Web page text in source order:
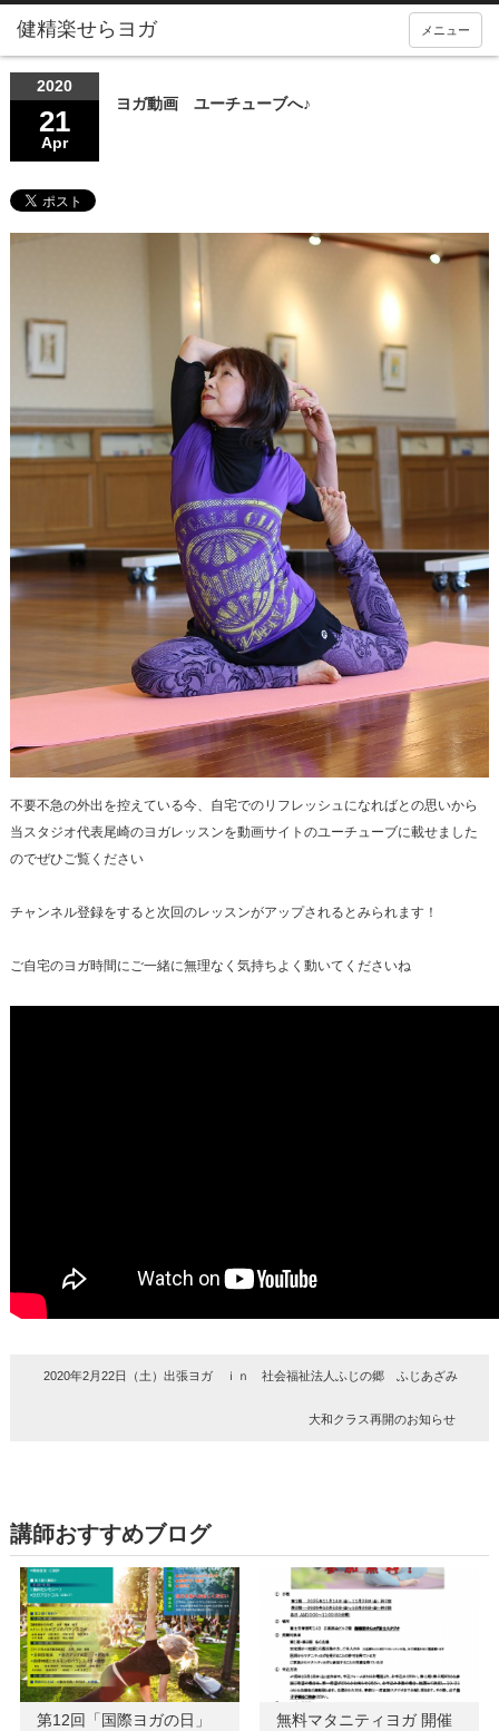
メニュー
2020
21
Apr
ヨガ動画 ユーチューブへ♪
不要不急の外出を控えている今、自宅でのリフレッシュになればとの思いから
当スタジオ代表尾崎のヨガレッスンを動画サイトのユーチューブに載せました
のでぜひご覧ください
チャンネル登録をすると次回のレッスンがアップされるとみられます！
ご自宅のヨガ時間にご一緒に無理なく気持ちよく動いてくださいね
2020年2月22日（土）出張ヨガ ｉｎ 社会福祉法人ふじの郷 ふじあざみ
大和クラス再開のお知らせ
講師おすすめブログ
第12回「国際ヨガの日」
無料マタニティヨガ 開催